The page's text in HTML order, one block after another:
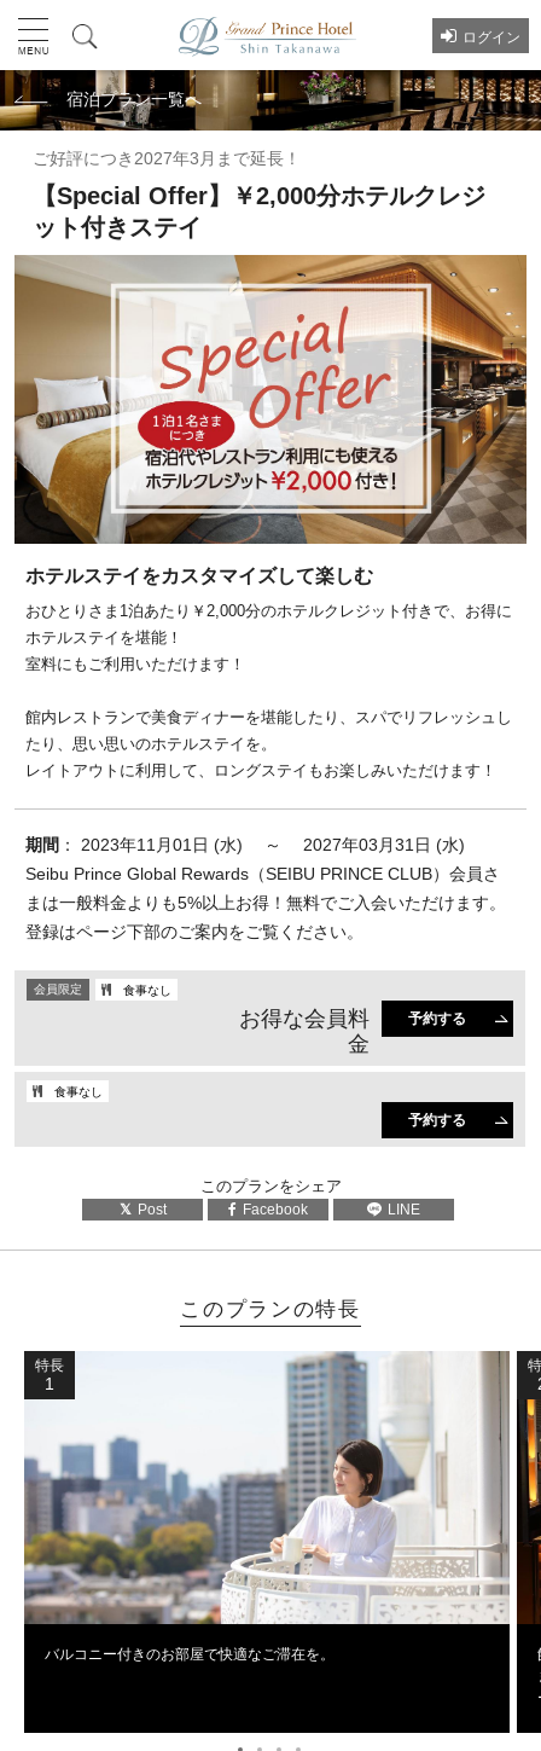
ログイン
宿泊プラン一覧へ
ご好評につき2027年3月まで延長！
【Special Offer】￥2,000分ホテルクレジ
ット付きステイ
ホテルステイをカスタマイズして楽しむ
おひとりさま1泊あたり￥2,000分のホテルクレジット付きで、お得に
ホテルステイを堪能！
室料にもご利用いただけます！
館内レストランで美食ディナーを堪能したり、スパでリフレッシュし
たり、思い思いのホテルステイを。
レイトアウトに利用して、ロングステイもお楽しみいただけます！
期間： 2023年11月01日 (水) ～ 2027年03月31日 (水)
Seibu Prince Global Rewards（SEIBU PRINCE CLUB）会員さ
まは一般料金よりも5%以上お得！無料でご入会いただけます。
登録はページ下部のご案内をご覧ください。
会員限定 食事なし
お得な会員料
金
予約する
食事なし
予約する
このプランをシェア
Post Facebook LINE
このプランの特長
特長
1
バルコニー付きのお部屋で快適なご滞在を。